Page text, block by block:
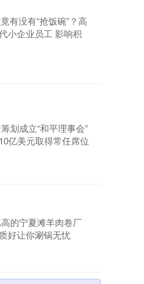
有没有“抢饭碗”？高
小企业员工 影响积
划成立“和平理事会”
亿美元取得常任席位
的宁夏滩羊肉卷厂
好让你涮锅无忧